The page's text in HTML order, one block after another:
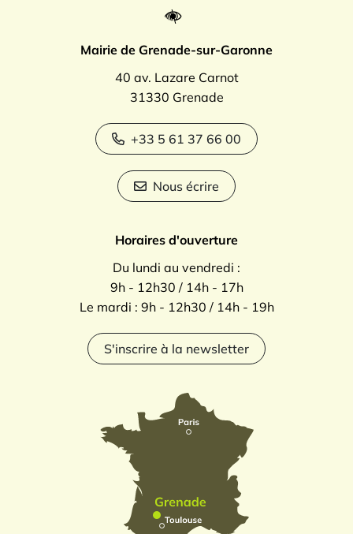
Mairie de Grenade-sur-Garonne
40 av. Lazare Carnot
31330 Grenade
+33 5 61 37 66 00
Nous écrire
Horaires d'ouverture
Du lundi au vendredi :
9h - 12h30 / 14h - 17h
Le mardi : 9h - 12h30 / 14h - 19h
S'inscrire à la newsletter